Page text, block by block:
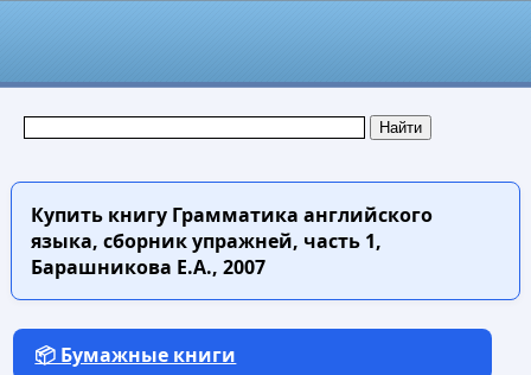
Купить книгуГрамматика английского
языка, сборник упражней, часть 1,
Барашникова Е.А., 2007
📦 Бумажные книги